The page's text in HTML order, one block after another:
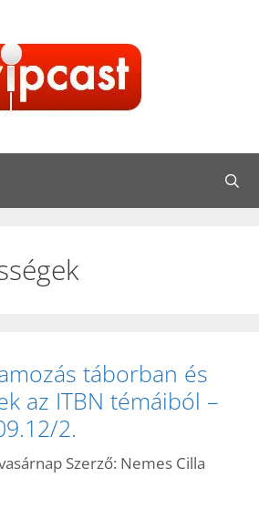
táborban és
az ITBN témáiból –
2.
Szerző: Nemes Cilla